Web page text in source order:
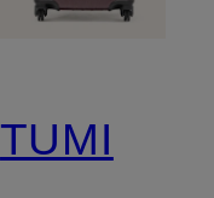
TUMI